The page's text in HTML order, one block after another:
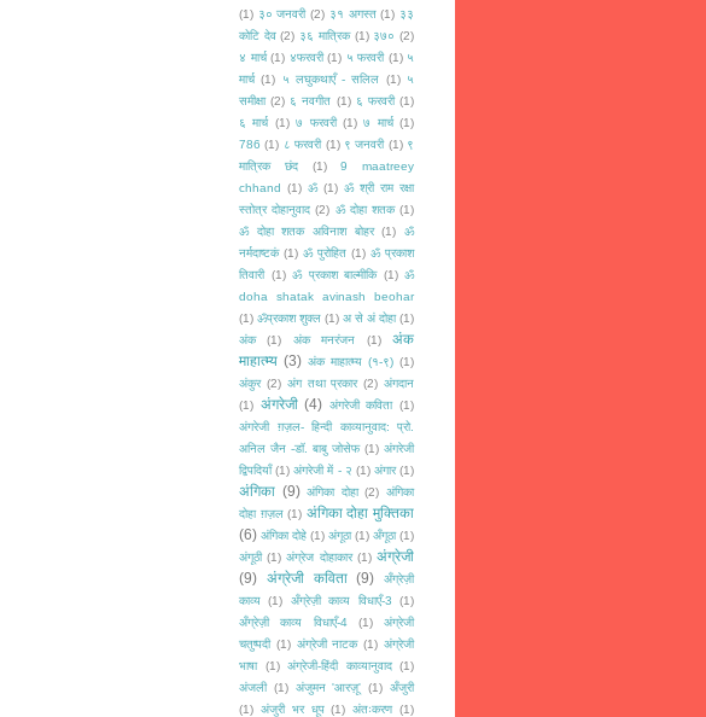
(1) ३० जनवरी (2) ३१ अगस्त (1) ३३
कोटि देव (2) ३६ मात्रिक (1) ३७० (2)
४ मार्च (1) ४फरवरी (1) ५ फरवरी (1) ५
मार्च (1) ५ लघुकथाएँ - सलिल (1) ५
समीक्षा (2) ६ नवगीत (1) ६ फरवरी (1)
६ मार्च (1) ७ फरवरी (1) ७ मार्च (1)
786 (1) ८ फरवरी (1) ९ जनवरी (1) ९
मात्रिक छंद
(1)
9 maatreey
chhand (1) ॐ (1) ॐ श्री राम रक्षा
स्तोत्र दोहानुवाद (2) ॐ दोहा शतक (1)
ॐ दोहा शतक अविनाश बोहर
(1)
ॐ
नर्मदाष्टकं (1) ॐ पुरोहित (1) ॐ प्रकाश
तिवारी (1) ॐ प्रकाश बाल्मीकि (1) ॐ
doha shatak avinash beohar
(1) ॐप्रकाश शुक्ल (1) अ से अं दोहा (1)
अंक
(1) अंक मनरंजन (1)
अंक
माहात्म्य (3) अंक माहात्म्य (१-९) (1)
अंकुर (2) अंग तथा प्रकार (2) अंगदान
(1) अंगरेजी (4) अंगरेजी कविता (1)
अंगरेजी ग़ज़ल- हिन्दी काव्यानुवाद: प्रो.
अनिल जैन -डॉ. बाबु जोसेफ (1) अंगरेजी
द्विपदियाँ (1) अंगरेजी में - २ (1) अंगार (1)
अंगिका (9) अंगिका दोहा (2) अंगिका
दोहा ग़ज़ल (1) अंगिका दोहा मुक्तिका
(6) अंगिका दोहे (1) अंगूठा (1) अँगूठा (1)
अंगूठी (1) अंग्रेज दोहाकार (1) अंग्रेजी
(9)
अंग्रेजी कविता (9)
अँग्रेज़ी
काव्य (1) अँग्रेज़ी काव्य विधाएँ-3
(1)
अँग्रेज़ी काव्य विधाएँ-4
(1)
अंग्रेजी
चतुष्पदी (1) अंग्रेजी नाटक (1) अंग्रेजी
भाषा
(1) अंग्रेजी-हिंदी काव्यानुवाद (1)
अंजली (1) अंजुमन 'आरज़ू' (1) अँजुरी
(1) अंजुरी भर धूप (1) अंतःकरण (1)